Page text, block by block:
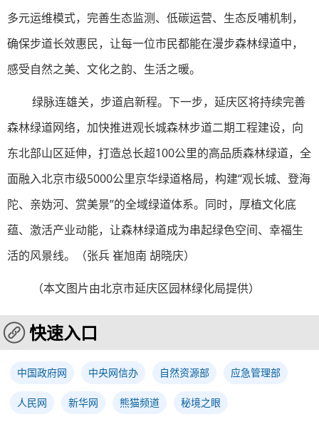
多元运维模式，完善生态监测、低碳运营、生态反哺机制，
确保步道长效惠民，让每一位市民都能在漫步森林绿道中，
感受自然之美、文化之韵、生活之暖。
绿脉连雄关，步道启新程。下一步，延庆区将持续完善
森林绿道网络，加快推进观长城森林步道二期工程建设，向
东北部山区延伸，打造总长超100公里的高品质森林绿道，全
面融入北京市级5000公里京华绿道格局，构建“观长城、登海
陀、亲妫河、赏美景”的全域绿道体系。同时，厚植文化底
蕴、激活产业动能，让森林绿道成为串起绿色空间、幸福生
活的风景线。（张兵 崔旭南 胡晓庆）
（本文图片由北京市延庆区园林绿化局提供）
快速入口
中国政府网 中央网信办 自然资源部 应急管理部
人民网 新华网 熊猫频道 秘境之眼